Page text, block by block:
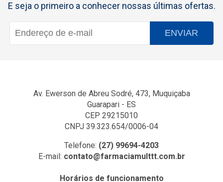
E seja o primeiro a conhecer nossas últimas ofertas.
ENVIAR
Av. Ewerson de Abreu Sodré, 473, Muquiçaba
Guarapari - ES
CEP 29215010
CNPJ 39.323.654/0006-04
Telefone: (27) 99694-4203
E-mail: contato@farmaciamulttt.com.br
Horários de funcionamento